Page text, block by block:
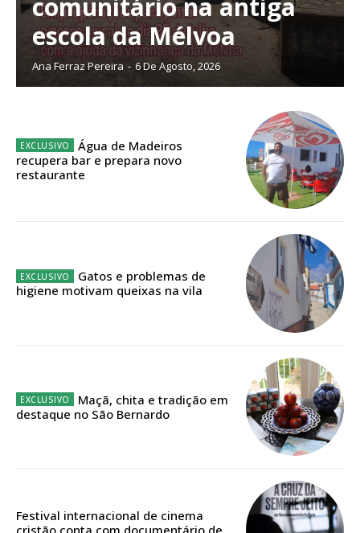
Planos de Assinatura
Faça-se assinante do Região de Cister e ajude-nos a manter este serviço
Escolha o plano de assinatura desejado:
32€
Edição em papel entregue à Quinta-feira em sua
casa
comunitário na antiga
escola da Mélvoa
Ana Ferraz Pereira - 6 De Agosto, 2026
Água de Madeiros
recupera bar e prepara novo
restaurante
Gatos e problemas de
higiene motivam queixas na vila
Maçã, chita e tradição em
destaque no São Bernardo
Festival internacional de cinema